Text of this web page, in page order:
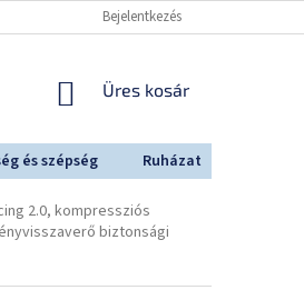
Bejelentkezés
KOSÁR
Üres kosár
és szépség Ruházat
2.0, kompressziós
biztonsági